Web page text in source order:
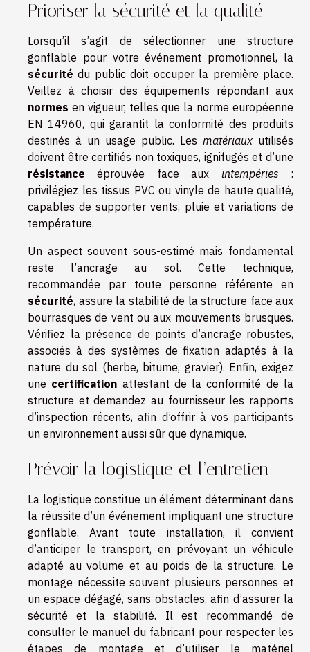
Prioriser la sécurité et la qualité
Lorsqu’il s’agit de sélectionner une structure
gonflable pour votre événement promotionnel, la
sécurité du public doit occuper la première place.
Veillez à choisir des équipements répondant aux
normes en vigueur, telles que la norme européenne
EN 14960, qui garantit la conformité des produits
destinés à un usage public. Les matériaux utilisés
doivent être certifiés non toxiques, ignifugés et d’une
résistance éprouvée face aux intempéries :
privilégiez les tissus PVC ou vinyle de haute qualité,
capables de supporter vents, pluie et variations de
température.
Un aspect souvent sous-estimé mais fondamental
reste l’ancrage au sol. Cette technique,
recommandée par toute personne référente en
sécurité, assure la stabilité de la structure face aux
bourrasques de vent ou aux mouvements brusques.
Vérifiez la présence de points d’ancrage robustes,
associés à des systèmes de fixation adaptés à la
nature du sol (herbe, bitume, gravier). Enfin, exigez
une certification attestant de la conformité de la
structure et demandez au fournisseur les rapports
d’inspection récents, afin d’offrir à vos participants
un environnement aussi sûr que dynamique.
Prévoir la logistique et l’entretien
La logistique constitue un élément déterminant dans
la réussite d’un événement impliquant une structure
gonflable. Avant toute installation, il convient
d’anticiper le transport, en prévoyant un véhicule
adapté au volume et au poids de la structure. Le
montage nécessite souvent plusieurs personnes et
un espace dégagé, sans obstacles, afin d’assurer la
sécurité et la stabilité. Il est recommandé de
consulter le manuel du fabricant pour respecter les
étapes de montage et d’utiliser le matériel